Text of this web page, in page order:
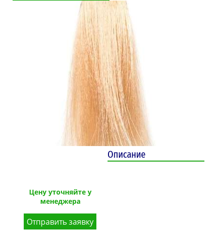
Цену уточняйте у
менеджера
Отправить заявку
Описание